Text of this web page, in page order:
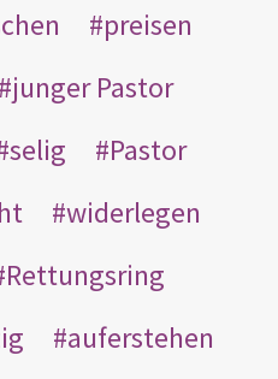
preisen
junger Pastor
selig
Pastor
widerlegen
Rettungsring
auferstehen